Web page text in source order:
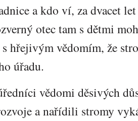
a kdo ví, za dvacet
otec tam s dětmi
hřejivým vědomím, že
úřadu.
vědomi děsivých
a nařídili stromy